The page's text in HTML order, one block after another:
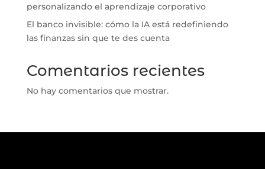
personalizando el aprendizaje corporativo
El banco invisible: cómo la IA está redefiniendo
las finanzas sin que te des cuenta
Comentarios recientes
No hay comentarios que mostrar.